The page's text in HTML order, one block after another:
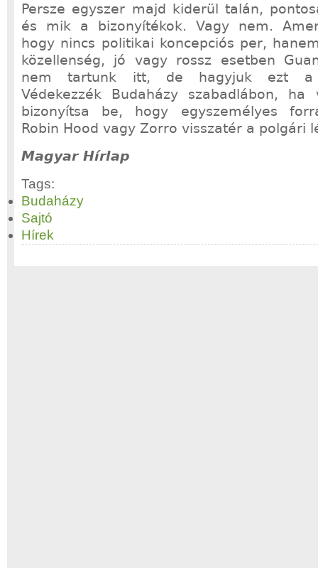
Persze egyszer majd kiderül talán,
és mik a bizonyítékok. Vagy nem.
hogy nincs politikai koncepciós per,
közellenség, jó vagy rossz esetben
nem tartunk itt, de hagyjuk ezt a
Védekezzék Budaházy szabadlábon,
bizonyítsa be, hogy egyszemélyes
Robin Hood vagy Zorro visszatér a polgári
Magyar Hírlap
Tags:
Budaházy
Sajtó
Hírek